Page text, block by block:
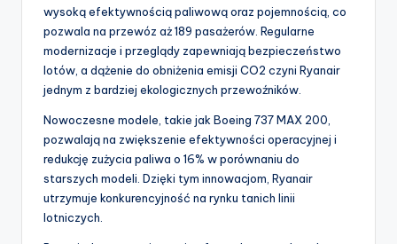
wysoką efektywnością paliwową oraz pojemnością, co
pozwala na przewóz aż 189 pasażerów. Regularne
modernizacje i przeglądy zapewniają bezpieczeństwo
lotów, a dążenie do obniżenia emisji CO2 czyni Ryanair
jednym z bardziej ekologicznych przewoźników.
Nowoczesne modele, takie jak Boeing 737 MAX 200,
pozwalają na zwiększenie efektywności operacyjnej i
redukcję zużycia paliwa o 16% w porównaniu do
starszych modeli. Dzięki tym innowacjom, Ryanair
utrzymuje konkurencyjność na rynku tanich linii
lotniczych.